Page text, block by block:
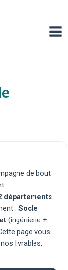
de bout
départements
:Socle
(ingénierie +
page vous
livrables,